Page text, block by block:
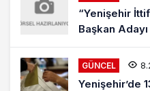
“Yenişehir
GÜNCEL
Yenişehir’de